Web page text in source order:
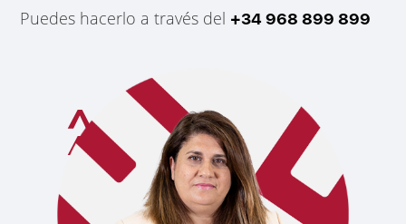
Puedes hacerlo a través del +34 968 899 899